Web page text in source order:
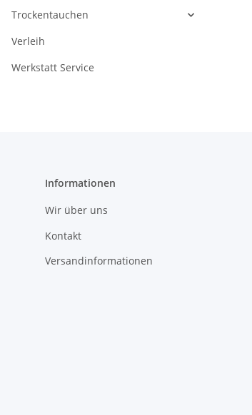
Trockentauchen
Verleih
Werkstatt Service
Informationen
Wir über uns
Kontakt
Versandinformationen